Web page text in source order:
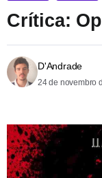
Crítica:
D'Andrade
24 de novembro